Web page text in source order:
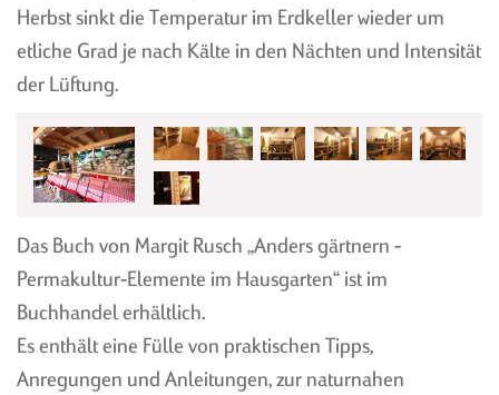
WEINKELLER
GARTENGEWOELBE
WELLNESS
KÄSEREIFUNG
WEINKELLER
GARTENGEWÖLBE
WELLNESS
KÄSEREIFEKELLER
GEWÖLBEKELLER
SANIERUNG
Herbst sinkt die Temperatur im Erdkeller wieder um
etliche Grad je nach Kälte in den Nächten und Intensität
der Lüftung.
Das Buch von Margit Rusch „Anders gärtnern -
Permakultur-Elemente im Hausgarten“ ist im
Buchhandel erhältlich.
Es enthält eine Fülle von praktischen Tipps,
Anregungen und Anleitungen, zur naturnahen